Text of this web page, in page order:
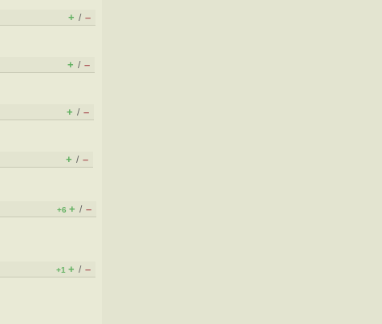
+ / –
+ / –
+ / –
+ / –
+6 + / –
+1 + / –